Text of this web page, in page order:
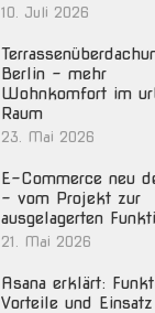
10. Juli 2026
Berlin – mehr
Wohnkomfort im
Raum
23. Mai 2026
E-Commerce neu
– vom Projekt zur
ausgelagerten
21. Mai 2026
Asana erklärt:
Vorteile und